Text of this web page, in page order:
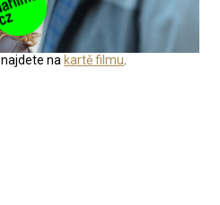
najdete na kartě filmu